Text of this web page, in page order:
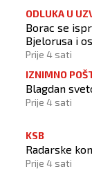
ODLUKA U
Borac se
Bjelorusa i
Prije 4 sati
IZNIMNO
Blagdan
Prije 4 sati
KSB
Radarske
Prije 4 sati